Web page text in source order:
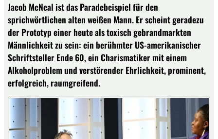
Jacob McNeal ist das Paradebeispiel für den
sprichwörtlichen alten weißen Mann. Er scheint geradezu
der Prototyp einer heute als toxisch gebrandmarkten
Männlichkeit zu sein: ein berühmter US-amerikanischer
Schriftsteller Ende 60, ein Charismatiker mit einem
Alkoholproblem und verstörender Ehrlichkeit, prominent,
erfolgreich, raumgreifend.